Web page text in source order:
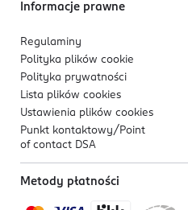
Informacje prawne
Regulaminy
Polityka plików cookie
Polityka prywatności
Lista plików cookies
Ustawienia plików cookies
Punkt kontaktowy/ Point
of contact DSA
Metody płatności